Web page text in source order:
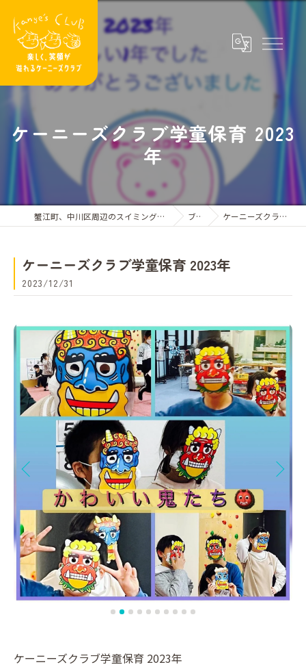
ケーニーズクラブ学童保育 2023
年
蟹江町、中川区周辺のスイミングスクールならケーニーズクラブ ブログ ケーニーズクラブ学童保育 2023年
ケーニーズクラブ学童保育 2023年
2023/12/31
ケーニーズクラブ学童保育 2023年